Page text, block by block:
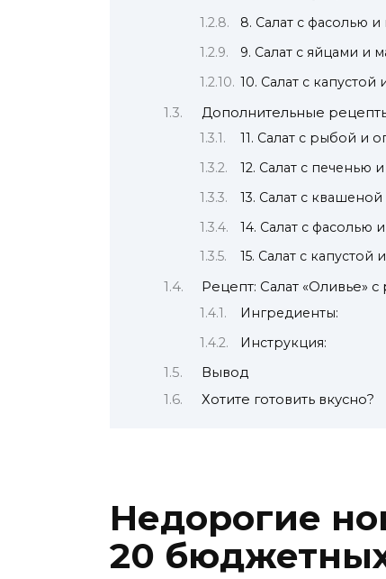
8. Салат с фасолью
9. Салат с яйцами и
10. Салат с капустой
Дополнительные
11. Салат с рыбой и
12. Салат с печенью
13. Салат с
14. Салат с
15. Салат с капустой
Рецепт: Салат «Оливье»
Ингредиенты:
Инструкция:
Вывод
Хотите готовить вкусно?
Недорогие
20